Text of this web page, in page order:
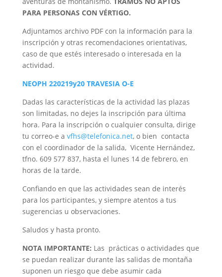
PARA PERSONAS CON VÉRTIGO.
Adjuntamos archivo PDF con la información para la
inscripción y otras recomendaciones orientativas,
caso de que estés interesado o interesada en la
actividad.
NEOPH 220219y20 TRAVESIA O-E
Dadas las características de la actividad las plazas
son limitadas, no dejes la inscripción para última
hora. Para la inscripción o cualquier consulta, dirige
tu correo-e a vfhs@telefonica.net, o bien contacta
con el coordinador de la salida, Vicente Hernández,
tfno. 609 577 837, hasta el lunes 14 de febrero, en
horas de la tarde.
Confiando en que las actividades sean de interés
para los participantes, y siempre atentos a tus
sugerencias u observaciones.
Saludos y hasta pronto.
NOTA IMPORTANTE: Las prácticas o actividades que
se puedan realizar durante las salidas de montaña
suponen un riesgo que debe asumir cada